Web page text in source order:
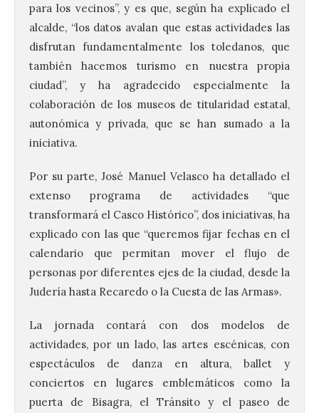
para los vecinos”, y es que, según ha explicado el
alcalde, “los datos avalan que estas actividades las
disfrutan fundamentalmente los toledanos, que
también hacemos turismo en nuestra propia
ciudad”, y ha agradecido especialmente la
colaboración de los museos de titularidad estatal,
autonómica y privada, que se han sumado a la
iniciativa.
Por su parte, José Manuel Velasco ha detallado el
extenso programa de actividades “que
transformará el Casco Histórico”, dos iniciativas, ha
explicado con las que “queremos fijar fechas en el
calendario que permitan mover el flujo de
personas por diferentes ejes de la ciudad, desde la
Judería hasta Recaredo o la Cuesta de las Armas».
La jornada contará con dos modelos de
actividades, por un lado, las artes escénicas, con
espectáculos de danza en altura, ballet y
conciertos en lugares emblemáticos como la
puerta de Bisagra, el Tránsito y el paseo de